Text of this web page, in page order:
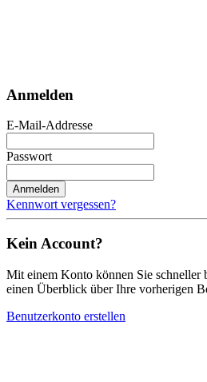
Anmelden
E-Mail-Addresse
Passwort
Anmelden
Kennwort vergessen?
Kein Account?
Mit einem Konto können Sie schneller
einen Überblick über Ihre vorherigen
Benutzerkonto erstellen